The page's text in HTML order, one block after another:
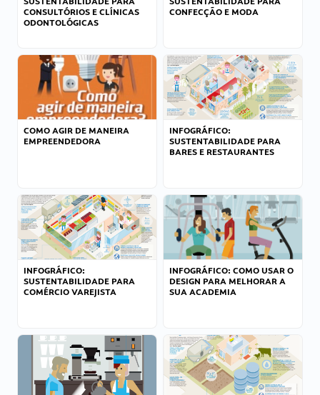
CONSULTÓRIOS E CLÍNICAS
ODONTOLÓGICAS
CONFECÇÃO E MODA
COMO AGIR DE MANEIRA
EMPREENDEDORA
INFOGRÁFICO:
SUSTENTABILIDADE PARA
BARES E RESTAURANTES
INFOGRÁFICO:
SUSTENTABILIDADE PARA
COMÉRCIO VAREJISTA
INFOGRÁFICO: COMO USAR O
DESIGN PARA MELHORAR A
SUA ACADEMIA